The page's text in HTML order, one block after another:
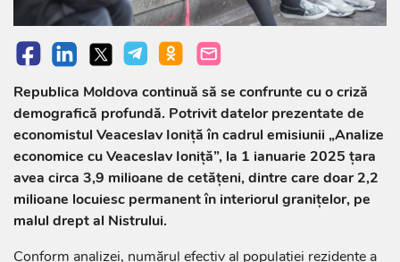
Republica Moldova continuă să se confrunte cu o criză
demografică profundă. Potrivit datelor prezentate de
economistul Veaceslav Ioniță în cadrul emisiunii „Analize
economice cu Veaceslav Ioniță”, la 1 ianuarie 2025 țara
avea circa 3,9 milioane de cetățeni, dintre care doar 2,2
milioane locuiesc permanent în interiorul granițelor, pe
malul drept al Nistrului.
Conform analizei, numărul efectiv al populației rezidente a